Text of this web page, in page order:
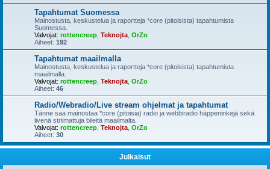
Tapahtumat Suomessa
Mainostusta, keskustelua ja raportteja *core (pitoisista) tapahtumista
Suomessa.
Valvojat: rottencreep Teknojta OrZo
Aiheet: 192
Tapahtumat maailmalla
Mainostusta, keskustelua ja raportteja *core (pitoisista) tapahtumista
maailmalla.
Valvojat: rottencreep Teknojta OrZo
Aiheet: 46
Radio/Webradio/Live stream ohjelmat ja tapahtumat
Tänne saa mainostaa *core (pitoisia) radio ja webbiradio häppeninkejä sekä
livenä striimattuja bileitä maailmalta.
Valvojat: rottencreep Teknojta OrZo
Aiheet: 30
Julkaisut